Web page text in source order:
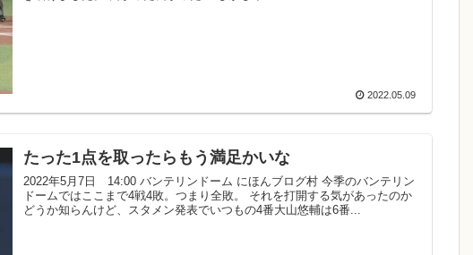
2022.05.09
たった1点を取ったらもう満足かいな
2022年5月7日 14:00 バンテリンドーム にほんブログ村 今季のバンテリン
ドームではここまで4戦4敗。つまり全敗。 それを打開する気があったのか
どうか知らんけど、スタメン発表でいつもの4番大山悠輔は6番...